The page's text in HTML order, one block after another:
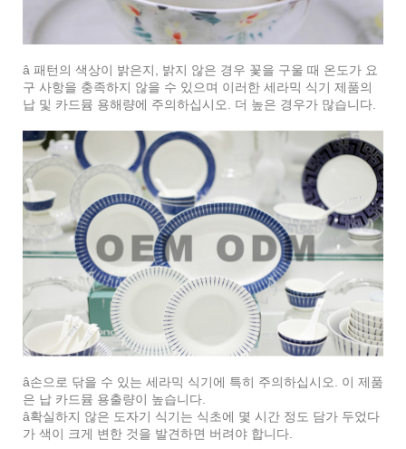
â 패턴의 색상이 밝은지, 밝지 않은 경우 꽃을 구울 때 온도가 요
구 사항을 충족하지 않을 수 있으며 이러한 세라믹 식기 제품의
납 및 카드뮴 용해량에 주의하십시오. 더 높은 경우가 많습니다.
â손으로 닦을 수 있는 세라믹 식기에 특히 주의하십시오. 이 제품
은 납 카드뮴 용출량이 높습니다.
â확실하지 않은 도자기 식기는 식초에 몇 시간 정도 담가 두었다
가 색이 크게 변한 것을 발견하면 버려야 합니다.